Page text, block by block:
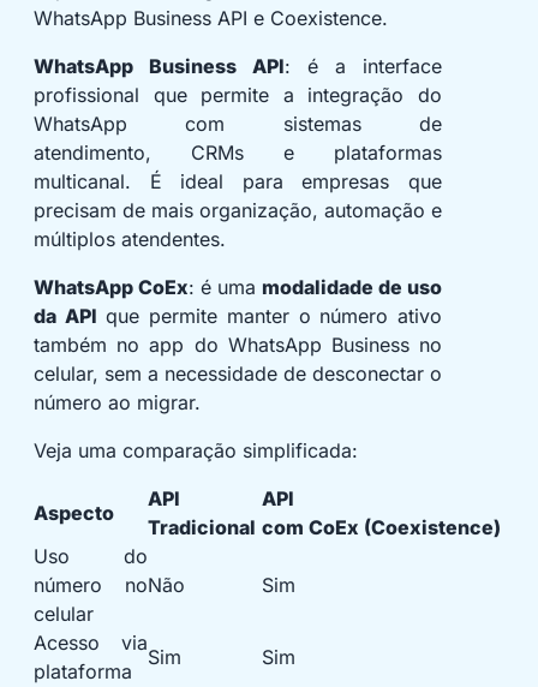
WhatsApp Business API e Coexistence.
WhatsApp Business API: é a interface
profissional que permite a integração do
WhatsApp com sistemas de
atendimento, CRMs e plataformas
multicanal. É ideal para empresas que
precisam de mais organização, automação e
múltiplos atendentes.
WhatsApp CoEx: é uma modalidade de uso
da API que permite manter o número ativo
também no app do WhatsApp Business no
celular, sem a necessidade de desconectar o
número ao migrar.
Veja uma comparação simplificada:
Aspecto
API
Tradicional
API
com CoEx (Coexistence)
Uso do
número no
celular
Não Sim
Acesso via
plataforma
Sim
Sim